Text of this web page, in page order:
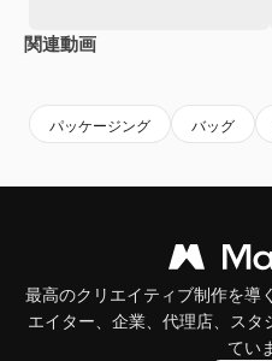
関連動画
パッケージング バッグ
最高のクリエイティブ制作を導
エイター、企業、代理店、ス
てい